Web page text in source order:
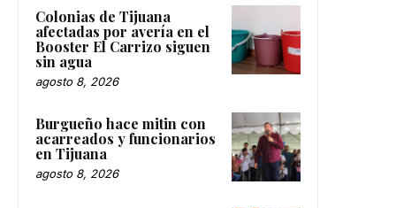
Colonias de Tijuana
afectadas por avería en el
Booster El Carrizo siguen
sin agua
agosto 8, 2026
Burgueño hace mitin con
acarreados y funcionarios
en Tijuana
agosto 8, 2026